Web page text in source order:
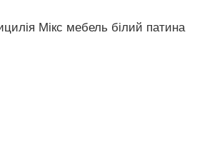
Мікс мебель білий патина